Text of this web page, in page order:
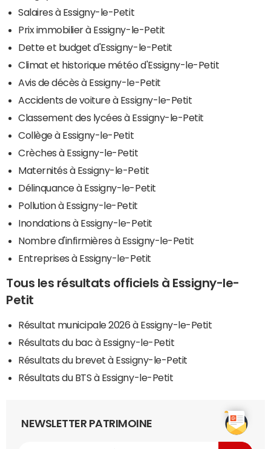
Salaires à Essigny-le-Petit
Prix immobilier à Essigny-le-Petit
Dette et budget d'Essigny-le-Petit
Climat et historique météo d'Essigny-le-Petit
Avis de décès à Essigny-le-Petit
Accidents de voiture à Essigny-le-Petit
Classement des lycées à Essigny-le-Petit
Collège à Essigny-le-Petit
Crèches à Essigny-le-Petit
Maternités à Essigny-le-Petit
Délinquance à Essigny-le-Petit
Pollution à Essigny-le-Petit
Inondations à Essigny-le-Petit
Nombre d'infirmières à Essigny-le-Petit
Entreprises à Essigny-le-Petit
Tous les résultats officiels à Essigny-le-
Petit
Résultat municipale 2026 à Essigny-le-Petit
Résultats du bac à Essigny-le-Petit
Résultats du brevet à Essigny-le-Petit
Résultats du BTS à Essigny-le-Petit
NEWSLETTER PATRIMOINE